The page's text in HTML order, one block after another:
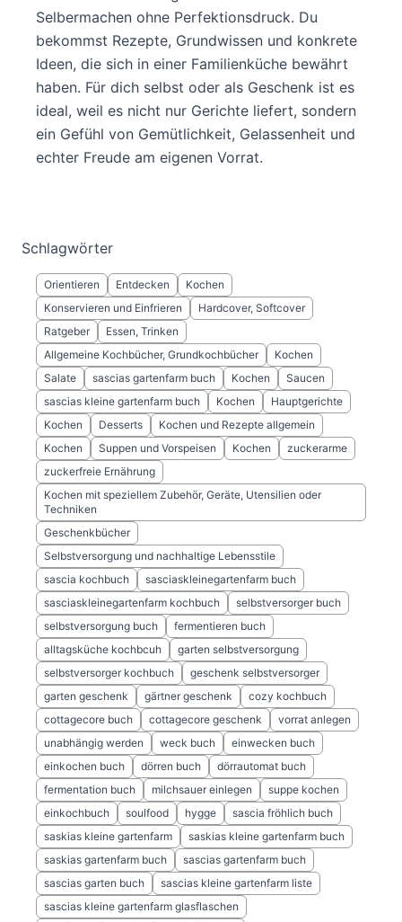
Selbermachen ohne Perfektionsdruck. Du
bekommst Rezepte, Grundwissen und konkrete
Ideen, die sich in einer Familienküche bewährt
haben. Für dich selbst oder als Geschenk ist es
ideal, weil es nicht nur Gerichte liefert, sondern
ein Gefühl von Gemütlichkeit, Gelassenheit und
echter Freude am eigenen Vorrat.
Schlagwörter
Orientieren Entdecken
Kochen
Konservieren und Einfrieren
Hardcover, Softcover
Ratgeber
Essen, Trinken
Allgemeine Kochbücher, Grundkochbücher
Kochen
Salate
sascias gartenfarm buch Kochen
Saucen
sascias kleine gartenfarm buch
Kochen
Hauptgerichte
Kochen
Desserts
Kochen und Rezepte allgemein
Kochen
Suppen und Vorspeisen Kochen
zuckerarme
zuckerfreie Ernährung
Kochen mit speziellem Zubehör, Geräte, Utensilien oder
Techniken
Geschenkbücher
Selbstversorgung und nachhaltige Lebensstile
sascia kochbuch
sasciaskleinegartenfarm buch
sasciaskleinegartenfarm kochbuch
selbstversorger buch
selbstversorgung buch
fermentieren buch
alltagsküche kochbcuh
garten selbstversorgung
selbstversorger kochbuch
geschenk selbstversorger
garten geschenk
gärtner geschenk
cozy kochbuch
cottagecore buch
cottagecore geschenk
vorrat anlegen
unabhängig werden
weck buch
einwecken buch
einkochen buch
dörren buch
dörrautomat buch
fermentation buch
milchsauer einlegen
suppe kochen
einkochbuch
soulfood hygge
sascia fröhlich buch
saskias kleine gartenfarm
saskias kleine gartenfarm buch
saskias gartenfarm buch
sascias gartenfarm buch
sascias garten buch
sascias kleine gartenfarm liste
sascias kleine gartenfarm glasflaschen